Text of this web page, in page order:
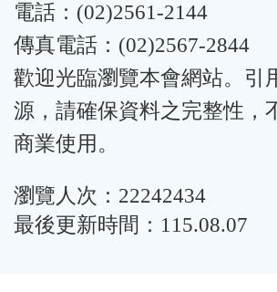
電話：(02)2561-2144
傳真電話：(02)2567-2844
歡迎光臨瀏覽本會網站。引
源，請確保資料之完整性，
商業使用。
瀏覽人次：22242434
最後更新時間：115.08.07